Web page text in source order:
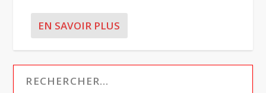
EN SAVOIR PLUS